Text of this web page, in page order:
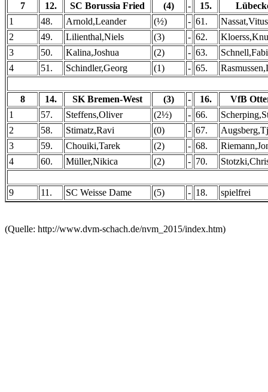
7 12. SC Borussia Fried (4) - 15.
1
48. Arnold,Leander (½) - 61.
Nassat,Vitus
2
49. Lilienthal,Niels (3) - 62.
3
50. Kalina,Joshua (2) - 63.
4
51. Schindler,Georg (1) - 65.
8 14. SK Bremen-West (3) - 16.
VfB
1
57. Steffens,Oliver (2½) - 66.
2
58. Stimatz,Ravi (0) - 67.
3
59. Chouiki,Tarek (2) - 68.
4
60. Müller,Nikica (2) - 70.
9 11. SC Weisse Dame (5) - 18. spielfrei
(Quelle: http://www.dvm-schach.de/nvm_2015/index.htm)